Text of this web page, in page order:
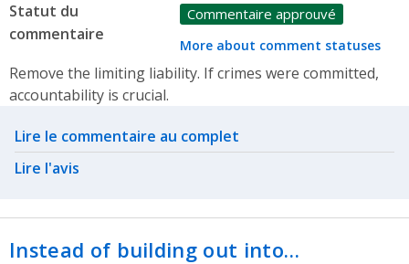
Statut du
commentaire
Commentaire approuvé
More about comment statuses
Remove the limiting liability. If crimes were committed,
accountability is crucial.
Related actions
Lire le commentaire au complet
Lire l'avis
Instead of building out into…